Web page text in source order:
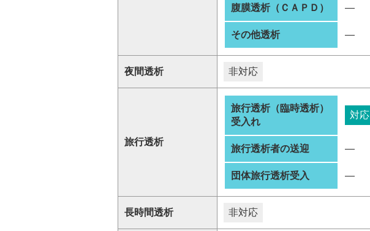
腹膜透析（ＣＡＰＤ） ―
その他透析 ―
夜間透析 非対応
旅行透析
旅行透析（臨時透析）
受入れ
対応
旅行透析者の送迎 ―
団体旅行透析受入 ―
長時間透析 非対応